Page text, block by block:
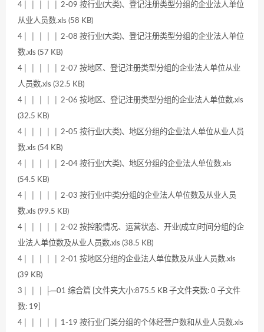
4│ │ │ │ │ 2-09 按行业(大类)、登记注册类型分组的企业法人单位
从业人员数.xls (58 KB)
4│ │ │ │ │ 2-08 按行业(大类)、登记注册类型分组的企业法人单位
数.xls (57 KB)
4│ │ │ │ │ 2-07 按地区、登记注册类型分组的企业法人单位从业
人员数.xls (32.5 KB)
4│ │ │ │ │ 2-06 按地区、登记注册类型分组的企业法人单位数.xls
(32.5 KB)
4│ │ │ │ │ 2-05 按行业(大类)、地区分组的企业法人单位从业人员
数.xls (54 KB)
4│ │ │ │ │ 2-04 按行业(大类)、地区分组的企业法人单位数.xls
(54.5 KB)
4│ │ │ │ │ 2-03 按行业(中类)分组的企业法人单位数及从业人员
数.xls (99.5 KB)
4│ │ │ │ │ 2-02 按控股情况、运营状态、开业(成立)时间分组的企
业法人单位数及从业人员数.xls (38.5 KB)
4│ │ │ │ │ 2-01 按地区分组的企业法人单位数及从业人员数.xls
(39 KB)
3│ │ │ ├─01 综合篇 [文件夹大小:875.5 KB 子文件夹数: 0 子文件
数: 19]
4│ │ │ │ │ 1-19 按行业门类分组的个体经营户数和从业人员数.xls